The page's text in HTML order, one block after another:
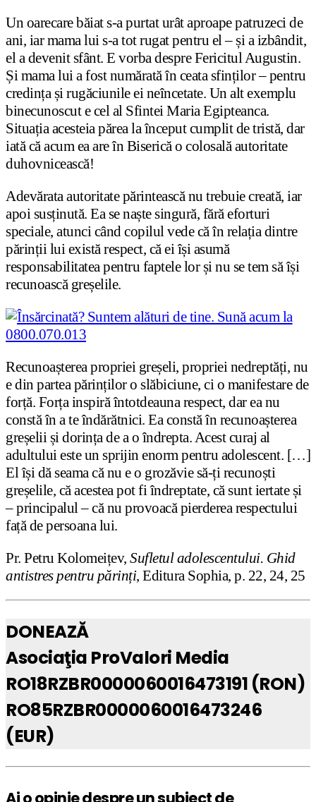
Un oarecare băiat s-a purtat urât aproape patruzeci de
ani, iar mama lui s-a tot rugat pentru el – și a izbândit,
el a devenit sfânt. E vorba despre Fericitul Augustin.
Și mama lui a fost numărată în ceata sfinților – pentru
credința și rugăciunile ei neîncetate. Un alt exemplu
binecunoscut e cel al Sfintei Maria Egipteanca.
Situația acesteia părea la început cumplit de tristă, dar
iată că acum ea are în Biserică o colosală autoritate
duhovnicească!
Adevărata autoritate părintească nu trebuie creată, iar
apoi susținută. Ea se naște singură, fără eforturi
speciale, atunci când copilul vede că în relația dintre
părinții lui există respect, că ei își asumă
responsabilitatea pentru faptele lor și nu se tem să își
recunoască greșelile.
Recunoașterea propriei greșeli, propriei nedreptăți, nu
e din partea părinților o slăbiciune, ci o manifestare de
forță. Forța inspiră întotdeauna respect, dar ea nu
constă în a te îndărătnici. Ea constă în recunoașterea
greșelii și dorința de a o îndrepta. Acest curaj al
adultului este un sprijin enorm pentru adolescent. […]
El își dă seama că nu e o grozăvie să-ți recunoști
greșelile, că acestea pot fi îndreptate, că sunt iertate și
– principalul – că nu provoacă pierderea respectului
față de persoana lui.
Pr. Petru Kolomeițev, Sufletul adolescentului. Ghid
antistres pentru părinți, Editura Sophia, p. 22, 24, 25
DONEAZĂ
Asociaţia ProValori Media
RO18RZBR0000060016473191 (RON)
RO85RZBR0000060016473246
(EUR)